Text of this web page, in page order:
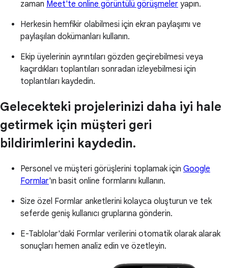
zaman Meet'te online görüntülü görüşmeler yapın.
Herkesin hemfikir olabilmesi için ekran paylaşımı ve
paylaşılan dokümanları kullanın.
Ekip üyelerinin ayrıntıları gözden geçirebilmesi veya
kaçırdıkları toplantıları sonradan izleyebilmesi için
toplantıları kaydedin.
Gelecekteki projelerinizi daha iyi hale
getirmek için müşteri geri
bildirimlerini kaydedin.
Personel ve müşteri görüşlerini toplamak için Google
Formlar'ın basit online formlarını kullanın.
Size özel Formlar anketlerini kolayca oluşturun ve tek
seferde geniş kullanıcı gruplarına gönderin.
E-Tablolar'daki Formlar verilerini otomatik olarak alarak
sonuçları hemen analiz edin ve özetleyin.